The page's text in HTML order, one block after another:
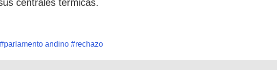
centrales térmicas.
#parlamento andino #rechazo